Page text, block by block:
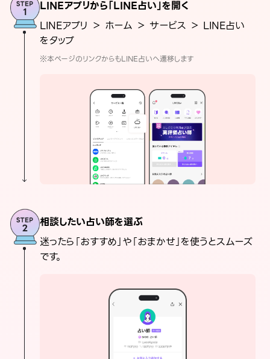
LINEアプリから「LINE占い」を開く
LINEアプリ ＞ ホーム ＞ サービス ＞ LINE占い
をタップ
※本ページのリンクからもLINE占いへ遷移します
相談したい占い師を選ぶ
迷ったら「おすすめ」や「おまかせ」を使うとスムーズ
です。